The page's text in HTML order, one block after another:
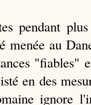
pendant
menée au
en des
ignore